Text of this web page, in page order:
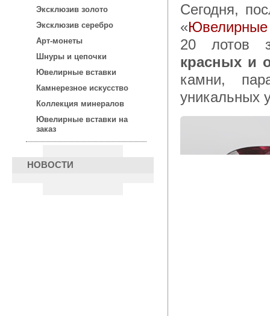
Эксклюзив золото
Эксклюзив серебро
Арт-монеты
Шнуры и цепочки
Ювелирные вставки
Камнерезное искусство
Коллекция минералов
Ювелирные вставки на
заказ
НОВОСТИ
Сегодня, после 15:00 по московскому времени, в каталоге
«Ювелирные
20 лотов
красных и
камни,
уникальных